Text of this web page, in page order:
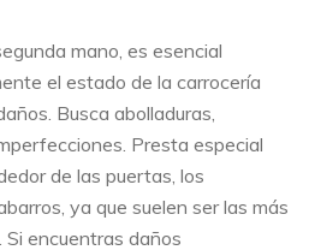
mano, es esencial
el estado de la carrocería
Busca abolladuras,
Presta especial
de las puertas, los
ya que suelen ser las más
encuentras daños